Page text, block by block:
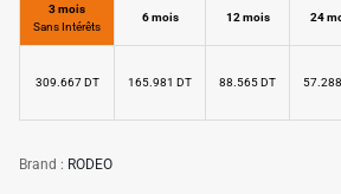
3 mois
Sans Intérêts
6 mois 12 mois 24
309.667 DT 165.981 DT 88.565 DT
Brand : RODEO